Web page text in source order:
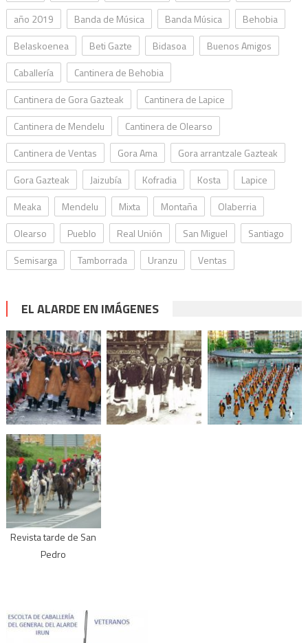
año 2019
Banda de Música Banda Música
Behobia
Belaskoenea
Beti Gazte Bidasoa
Buenos Amigos
Caballería
Cantinera de Behobia
Cantinera de Gora Gazteak
Cantinera de Lapice
Cantinera de Mendelu
Cantinera de Olearso
Cantinera de Ventas
Gora Ama
Gora arrantzale Gazteak
Gora Gazteak
Jaizubía Kofradia Kosta
Lapice
Meaka
Mendelu Mixta Montaña
Olaberria
Olearso
Pueblo Real Unión San Miguel
Santiago
Semisarga
Tamborrada Uranzu Ventas
EL ALARDE EN IMÁGENES
Revista tarde de San
Pedro